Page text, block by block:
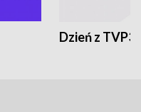
Dzień z TVP3